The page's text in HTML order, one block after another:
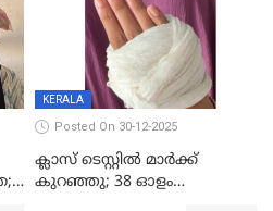
KERALA
Posted On 30-12-2025
ക്ലാസ് ടെസ്റ്റിൽ മാർക്ക്
കുറഞ്ഞു; 38 ഓളം